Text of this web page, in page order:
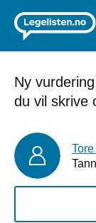
Ny
du vil skrive